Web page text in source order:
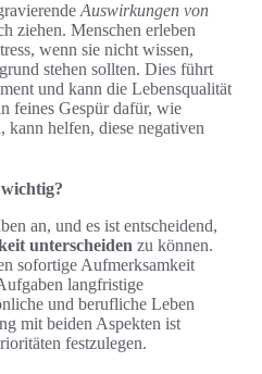
Auswirkungen von
ziehen. Menschen erleben
wenn sie nicht wissen,
stehen sollten. Dies führt
und kann die Lebensqualität
feines Gespür dafür, wie
kann helfen, diese negativen
an, und es ist entscheidend,
unterscheiden zu können.
sofortige Aufmerksamkeit
langfristige
und berufliche Leben
mit beiden Aspekten ist
festzulegen.